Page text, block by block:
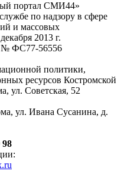
портал СМИ44»
по надзору в сфере
и массовых
2013 г.
№ ФC77-56556
политики,
ресурсов Костромской
ул. Советская, 52
ул. Ивана Сусанина, д.
98